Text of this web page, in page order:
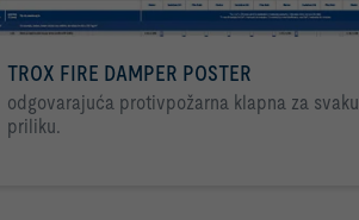
TROX FIRE DAMPER POSTER
odgovarajuća protivpožarna klapna za svaku
priliku.